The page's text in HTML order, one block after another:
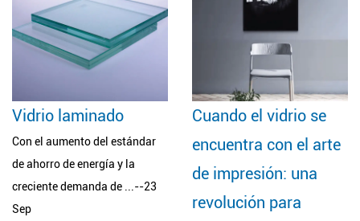
estándar
y la
de ...--23
Cuando el vidrio se
encuentra con el arte
de impresión: una
revolución para
Por qué el
ducha
opción
los baños